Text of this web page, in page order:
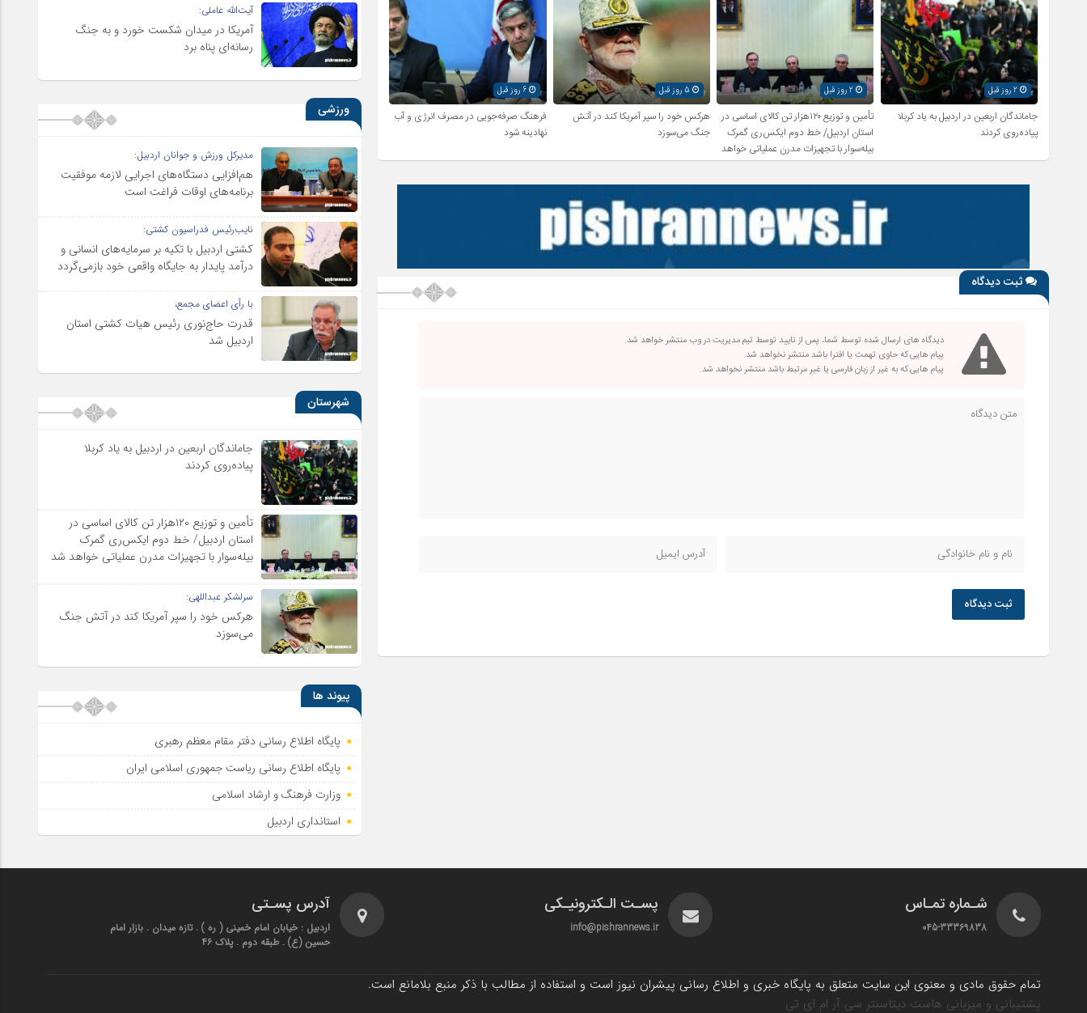
2 روز قبل
جاماندگان اربعین در اردبیل به یاد کربلا
پیاده‌روی کردند
2 روز قبل
تأمین و توزیع ۱۲۰هزار تن کالای اساسی در
استان اردبیل/ خط دوم ایکس‌ری گمرک
بیله‌سوار با تجهیزات مدرن عملیاتی خواهد
شد
هرکس خود را سپر آمریکا کند در آتش
جنگ می‌سوزد
6 روز قبل
فرهنگ صرفه‌جویی در مصرف انرژی و آب
نهادینه شود
ثبت دیدگاه
دیدگاه های ارسال شده توسط شما، پس از تایید توسط تیم مدیریت در وب منتشر خواهد شد.
پیام هایی که حاوی تهمت یا افترا باشد منتشر نخواهد شد.
پیام هایی که به غیر از زبان فارسی یا غیر مرتبط باشد منتشر نخواهد شد.
ثبت دیدگاه
آیت‌الله عاملی:
آمریکا در میدان شکست خورد و به جنگ
رسانه‌ای پناه برد
ورزشی
مدیرکل ورزش و جوانان اردبیل:
هم‌افزایی دستگاه‌های اجرایی لازمه موفقیت
برنامه‌های اوقات فراغت است
نایب‌رئیس فدراسیون کشتی:
کشتی اردبیل با تکیه بر سرمایه‌های انسانی و
درآمد پایدار به جایگاه واقعی خود بازمی‌گردد
با رأی اعضای مجمع،
قدرت حاج‌نوری رئیس هیات کشتی استان
اردبیل شد
شهرستان
جاماندگان اربعین در اردبیل به یاد کربلا
پیاده‌روی کردند
تأمین و توزیع ۱۲۰هزار تن کالای اساسی در
استان اردبیل/ خط دوم ایکس‌ری گمرک
بیله‌سوار با تجهیزات مدرن عملیاتی خواهد شد
سرلشکر عبداللهی:
هرکس خود را سپر آمریکا کند در آتش جنگ
می‌سوزد
پیوند ها
پایگاه اطلاع رسانی دفتر مقام معظم رهبری
پایگاه اطلاع‌ رسانی ریاست‌ جمهوری اسلامی ایران
وزارت فرهنگ و ارشاد اسلامی
استانداری اردبیل
شـماره تمـاس
045-33369838
پسـت الـکترونیـکی
info@pishrannews.ir
آدرس پسـتی
اردبیل : خیابان امام خمینی ( ره ) . تازه میدان . بازار امام
حسین (ع) . طبقه دوم . پلاک 46
تمام حقوق مادی و معنوی این سایت متعلق به پایگاه خبری و اطلاع رسانی پیشران نیوز است و استفاده از مطالب با ذکر منبع بلامانع است.
پشتیبانی و میزبانی هاست دیتاسنتر سی آر ام ای تی